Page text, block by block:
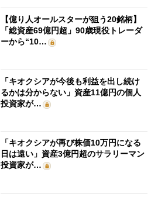
【億り人オールスターが狙う20銘柄】
「総資産69億円超」90歳現役トレーダ
ーから“10…
「キオクシアが今後も利益を出し続け
るかは分からない」資産11億円の個人
投資家が…
「キオクシアが再び株価10万円になる
日は遠い」資産3億円超のサラリーマン
投資家が…